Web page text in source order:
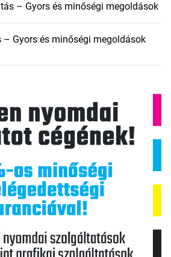
– Gyors és minőségi megoldások
– Gyors és minőségi megoldások